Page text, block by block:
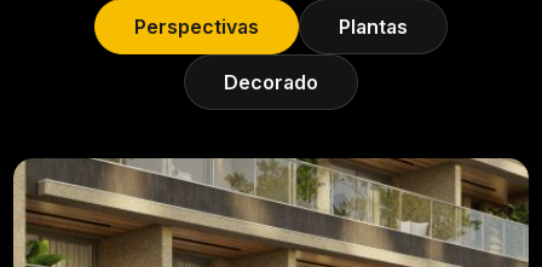
Perspectivas Plantas
Decorado